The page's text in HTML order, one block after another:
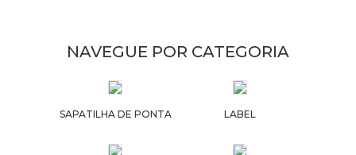
NAVEGUE POR CATEGORIA
SAPATILHA DE PONTA LABEL